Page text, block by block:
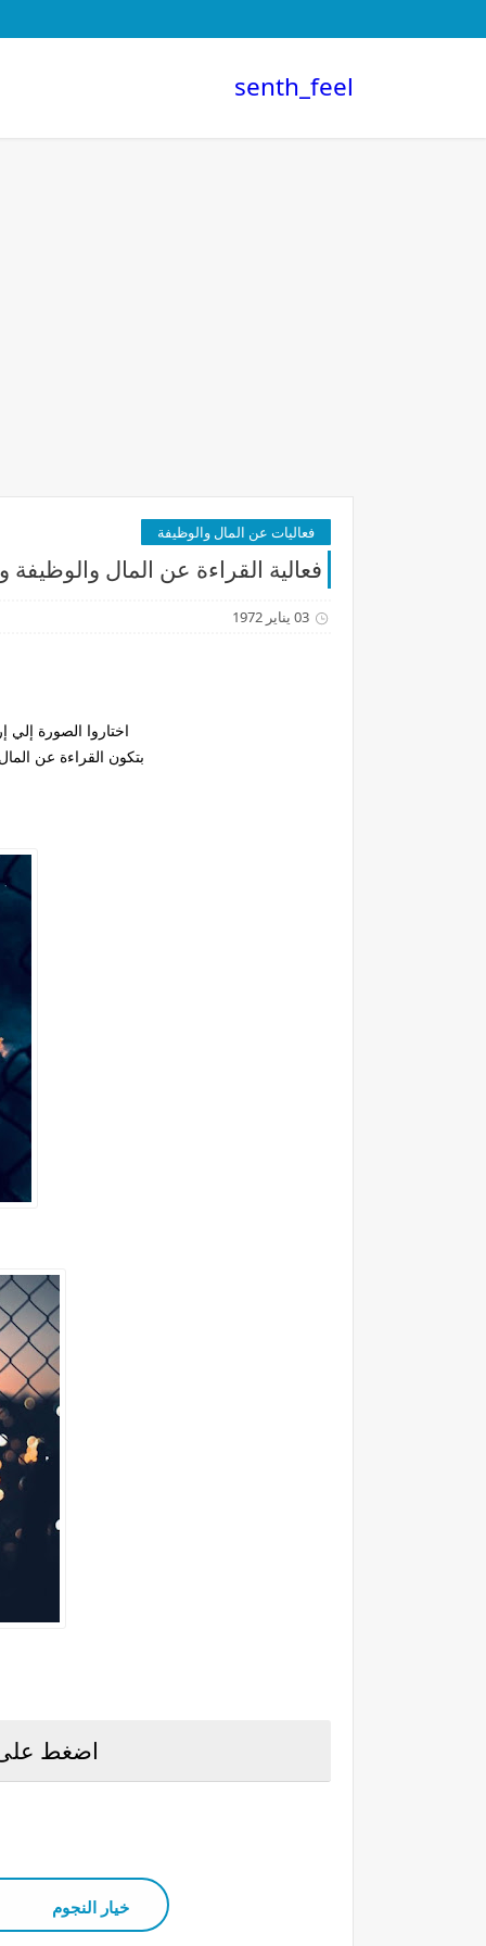
senth_feel
فعاليات عن المال والوظيفة
فعالية القراءة عن المال
03 يناير 1972
اختاروا الصورة
بتكون القراءة عن
اضغط على
خيار النجوم